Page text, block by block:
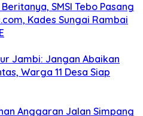
SMSI Tebo Pasang
Kades Sungai Rambai
Jambi: Jangan Abaikan
Warga 11 Desa Siap
Anggaran Jalan Simpang